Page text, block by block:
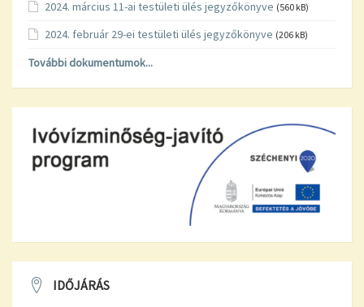
2024. március 11-ai testületi ülés jegyzőkönyve (560 kB)
2024. február 29-ei testületi ülés jegyzőkönyve (206 kB)
További dokumentumok...
IDŐJÁRÁS